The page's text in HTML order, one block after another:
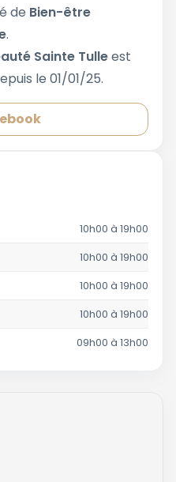
de Bien-être
.
Sainte Tulleest
le 01/01/25.
10h00 à 19h00
10h00 à 19h00
10h00 à 19h00
10h00 à 19h00
09h00 à 13h00